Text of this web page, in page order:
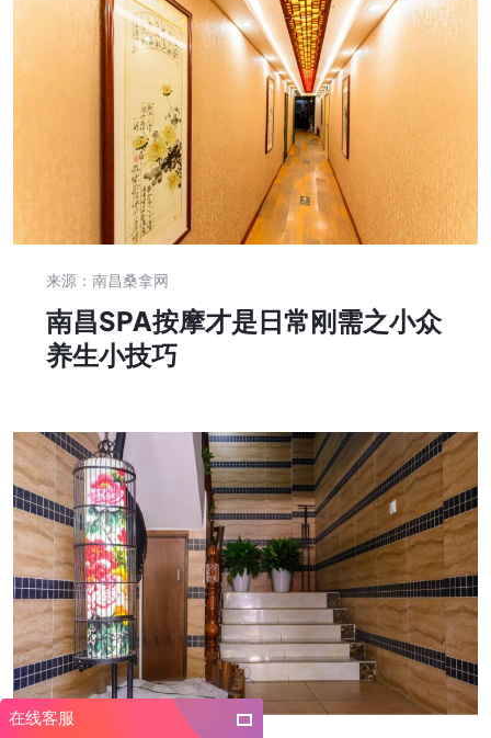
在线客服
来源：南昌桑拿网
南昌SPA按摩才是日常刚需之小众
养生小技巧